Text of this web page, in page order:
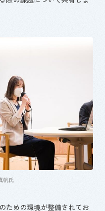
帆氏
ための環境が整備されてお